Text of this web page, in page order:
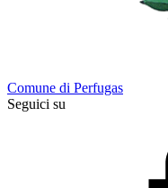
Comune di Perfugas
Seguici su